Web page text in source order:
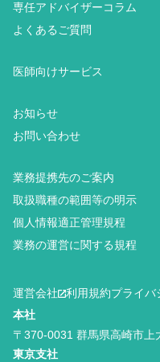
専任アドバイザーコラム
よくあるご質問
医師向けサービス
お知らせ
お問い合わせ
業務提携先のご案内
取扱職種の範囲等の明示
個人情報適正管理規程
業務の運営に関する規程
運営会社 利用規約プライバ
本社
〒370-0031 群馬県高崎市上
東京支社